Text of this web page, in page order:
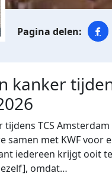
kanker
TCS
samen met KWF voor
iedereen krijgt ooit
omdat…